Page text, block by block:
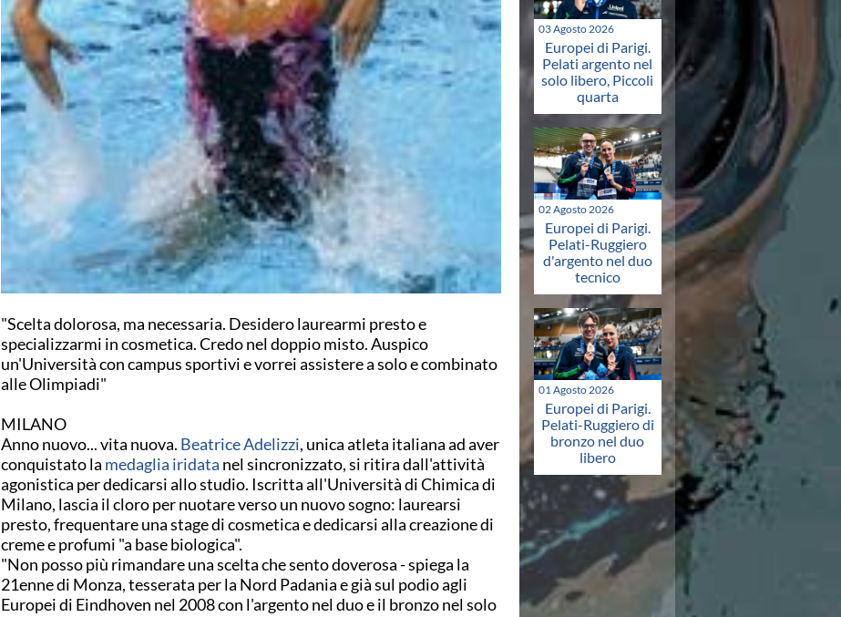
"Scelta dolorosa, ma necessaria. Desidero laurearmi presto e
specializzarmi in cosmetica. Credo nel doppio misto. Auspico
un'Università con campus sportivi e vorrei assistere a solo e combinato
alle Olimpiadi"
MILANO
Anno nuovo... vita nuova. Beatrice Adelizzi, unica atleta italiana ad aver
conquistato la medaglia iridata nel sincronizzato, si ritira dall'attività
agonistica per dedicarsi allo studio. Iscritta all'Università di Chimica di
Milano, lascia il cloro per nuotare verso un nuovo sogno: laurearsi
presto, frequentare una stage di cosmetica e dedicarsi alla creazione di
creme e profumi "a base biologica".
"Non posso più rimandare una scelta che sento doverosa - spiega la
21enne di Monza, tesserata per la Nord Padania e già sul podio agli
Europei di Eindhoven nel 2008 con l'argento nel duo e il bronzo nel solo
03 Agosto 2026
Europei di Parigi.
Pelati argento nel
solo libero, Piccoli
quarta
02 Agosto 2026
Europei di Parigi.
Pelati-Ruggiero
d'argento nel duo
tecnico
01 Agosto 2026
Europei di Parigi.
Pelati-Ruggiero di
bronzo nel duo
libero